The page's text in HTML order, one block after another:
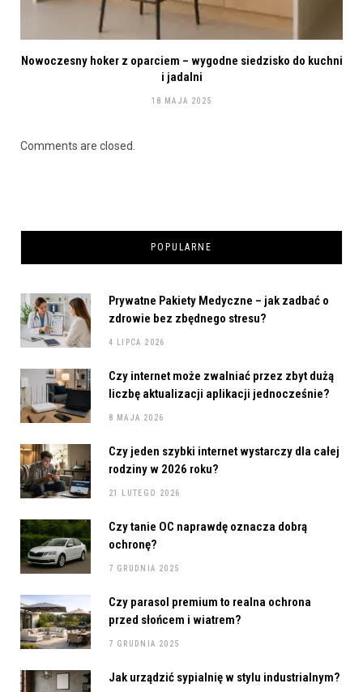
Nowoczesny hoker z oparciem – wygodne siedzisko do kuchni
i jadalni
18 MAJA 2025
Comments are closed.
POPULARNE
Prywatne Pakiety Medyczne – jak zadbać o
zdrowie bez zbędnego stresu?
4 LIPCA 2026
Czy internet może zwalniać przez zbyt dużą
liczbę aktualizacji aplikacji jednocześnie?
8 MAJA 2026
Czy jeden szybki internet wystarczy dla całej
rodziny w 2026 roku?
21 LUTEGO 2026
Czy tanie OC naprawdę oznacza dobrą
ochronę?
7 GRUDNIA 2025
Czy parasol premium to realna ochrona
przed słońcem i wiatrem?
7 GRUDNIA 2025
Jak urządzić sypialnię w stylu industrialnym?